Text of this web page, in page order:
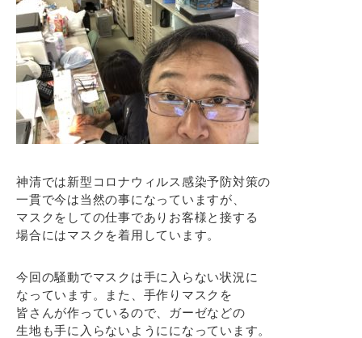
神清では新型コロナウィルス感染予防対策の
一貫で今は当然の事になっていますが、
マスクをしての仕事でありお客様と接する
場合にはマスクを着用しています。
今回の騒動でマスクは手に入らない状況に
なっています。また、手作りマスクを
皆さんが作っているので、ガーゼなどの
生地も手に入らないようにになっています。